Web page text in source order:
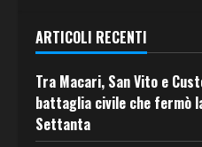
ARTICOLI RECENTI
Tra Macari, San Vito e
battaglia civile che fermò
Settanta